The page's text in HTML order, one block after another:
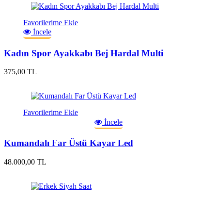
Favorilerime Ekle
İncele
Kadın Spor Ayakkabı Bej Hardal Multi
375,00 TL
Favorilerime Ekle
İncele
Kumandalı Far Üstü Kayar Led
48.000,00 TL